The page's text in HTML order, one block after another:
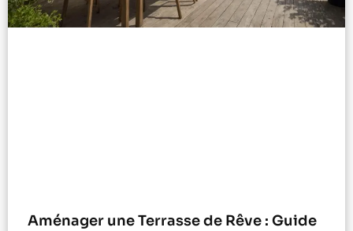
Aménager une Terrasse de Rêve : Guide